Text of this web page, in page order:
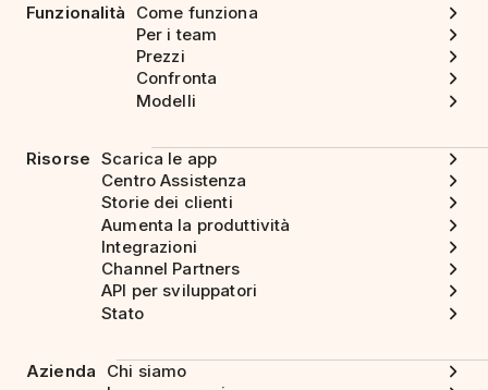
Funzionalità
Come funziona
Per i team
Prezzi
Confronta
Modelli
Risorse Scarica le app
Centro Assistenza
Storie dei clienti
Aumenta la produttività
Integrazioni
Channel Partners
API per sviluppatori
Stato
Azienda
Chi siamo